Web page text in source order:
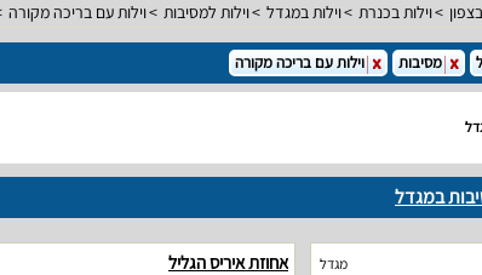
וילות בכנרת וילות במגדל וילות למסיבות וילות עם בריכה מקורה
מסיבות וילות עם בריכה מקורה
במגדל
מגדל אחוזת איריס הגליל